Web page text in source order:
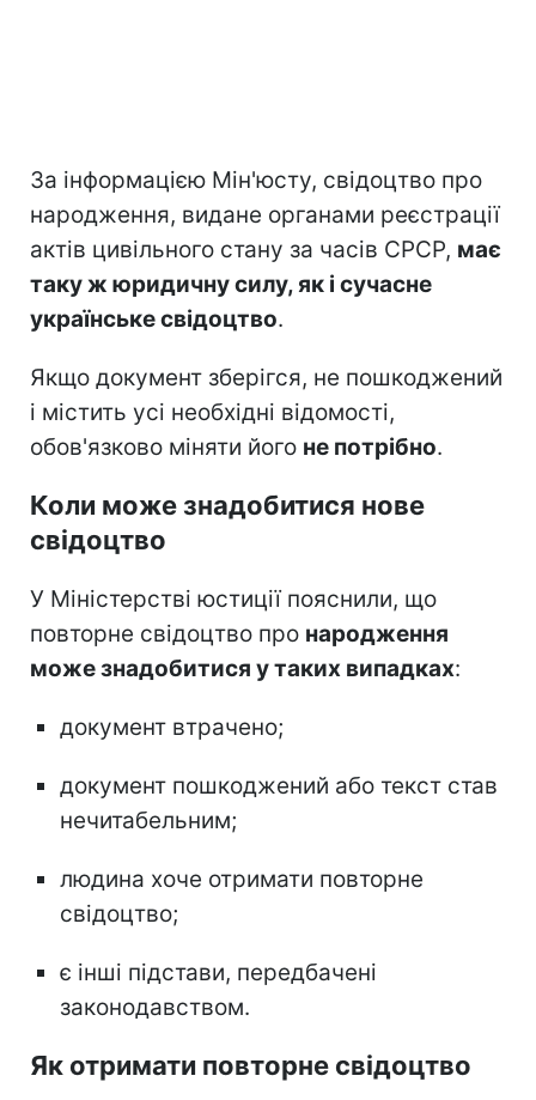
За інформацією Мін'юсту, свідоцтво про
народження, видане органами реєстрації
актів цивільного стану за часів СРСР, має
таку ж юридичну силу, як і сучасне
українське свідоцтво.
Якщо документ зберігся, не пошкоджений
і містить усі необхідні відомості,
обов'язково міняти його не потрібно.
Коли може знадобитися нове
свідоцтво
У Міністерстві юстиції пояснили, що
повторне свідоцтво про народження
може знадобитися у таких випадках:
документ втрачено;
документ пошкоджений або текст став
нечитабельним;
людина хоче отримати повторне
свідоцтво;
є інші підстави, передбачені
законодавством.
Як отримати повторне свідоцтво